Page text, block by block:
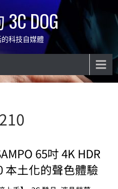
DOG
科技自媒體
65吋 4K HDR
本土化的聲色體驗